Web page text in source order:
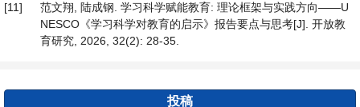
[11]
范文翔, 陆成钢. 学习科学赋能教育: 理论框架与实践方向——U
NESCO《学习科学对教育的启示》报告要点与思考[J]. 开放教
育研究, 2026, 32(2): 28-35.
投稿